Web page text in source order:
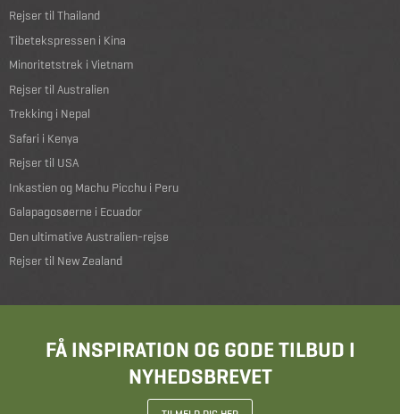
Rejser til Thailand
Tibetekspressen i Kina
Minoritetstrek i Vietnam
Rejser til Australien
Trekking i Nepal
Safari i Kenya
Rejser til USA
Inkastien og Machu Picchu i Peru
Galapagosøerne i Ecuador
Den ultimative Australien-rejse
Rejser til New Zealand
FÅ INSPIRATION OG GODE TILBUD I
NYHEDSBREVET